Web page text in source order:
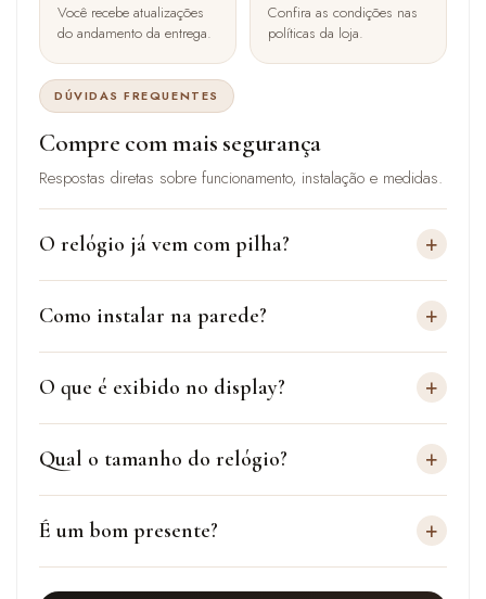
Você recebe atualizações
do andamento da entrega.
Confira as condições nas
políticas da loja.
DÚVIDAS FREQUENTES
Compre com mais segurança
Respostas diretas sobre funcionamento, instalação e medidas.
O relógio já vem com pilha? +
Como instalar na parede? +
O que é exibido no display? +
Qual o tamanho do relógio? +
É um bom presente? +